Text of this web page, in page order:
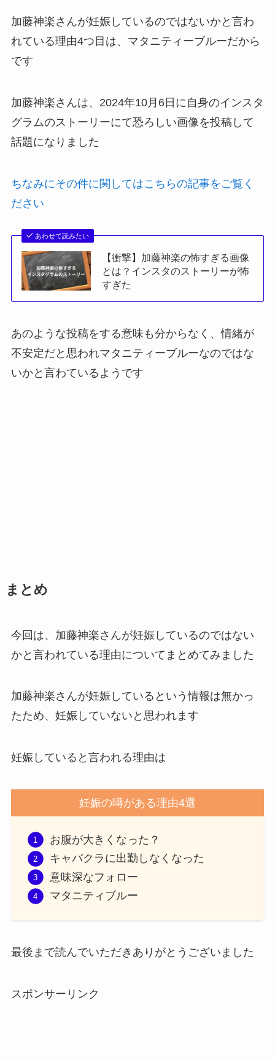
加藤神楽さんが妊娠しているのではないかと言わ
れている理由4つ目は、マタニティーブルーだから
です
加藤神楽さんは、2024年10月6日に自身のインスタ
グラムのストーリーにて恐ろしい画像を投稿して
話題になりました
ちなみにその件に関してはこちらの記事をご覧く
ださい
あわせて読みたい
【衝撃】加藤神楽の怖すぎる画像
とは？インスタのストーリーが怖
すぎた
あのような投稿をする意味も分からなく、情緒が
不安定だと思われマタニティーブルーなのではな
いかと言わているようです
まとめ
今回は、加藤神楽さんが妊娠しているのではない
かと言われている理由についてまとめてみました
加藤神楽さんが妊娠しているという情報は無かっ
たため、妊娠していないと思われます
妊娠していると言われる理由は
妊娠の噂がある理由4選
お腹が大きくなった？
キャバクラに出勤しなくなった
意味深なフォロー
マタニティブルー
最後まで読んでいただきありがとうございました
スポンサーリンク